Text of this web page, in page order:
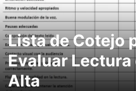
Lista de Cotejo
Evaluar Lectura
Alta